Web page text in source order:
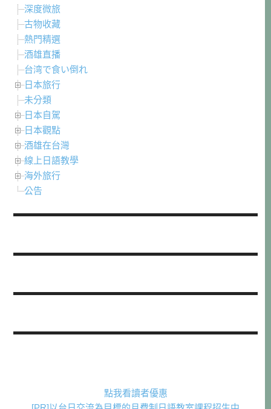
深度微旅
古物收藏
熱門精選
酒雄直播
台湾で食い倒れ
日本旅行
未分類
日本自駕
日本觀點
酒雄在台灣
線上日語教學
海外旅行
公告
點我看讀者優惠